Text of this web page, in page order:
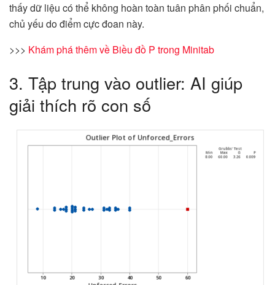
thấy dữ liệu có thể không hoàn toàn tuân phân phối chuẩn,
chủ yếu do điểm cực đoan này.
>>> Khám phá thêm về Biều đồ P trong Minitab
3. Tập trung vào outlier: AI giúp
giải thích rõ con số